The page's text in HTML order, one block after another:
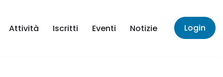
Attività Iscritti Eventi Notizie Login